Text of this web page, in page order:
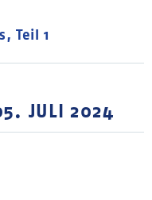
Teil 1
JULI 2024